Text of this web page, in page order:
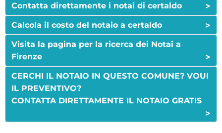
Contatta direttamente i notai di certaldo >
Calcola il costo del notaio a certaldo >
Visita la pagina per la ricerca dei Notai a
Firenze
>
CERCHI IL NOTAIO IN QUESTO COMUNE? VOUI
IL PREVENTIVO?
CONTATTA DIRETTAMENTE IL NOTAIO GRATIS
>